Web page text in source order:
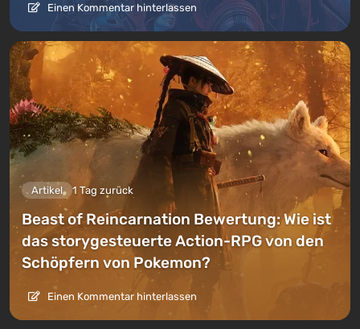
Einen Kommentar hinterlassen
Artikel 1 Tag zurück
Beast of Reincarnation Bewertung: Wie ist
das storygesteuerte Action-RPG von den
Schöpfern von Pokemon?
Einen Kommentar hinterlassen